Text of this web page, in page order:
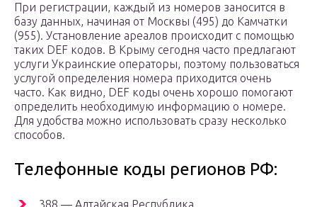
При регистрации, каждый из номеров заносится в
базу данных, начиная от Москвы (495) до Камчатки
(955). Установление ареалов происходит с помощью
таких DEF кодов. В Крыму сегодня часто предлагают
услуги Украинские операторы, поэтому пользоваться
услугой определения номера приходится очень
часто. Как видно, DEF коды очень хорошо помогают
определить необходимую информацию о номере.
Для удобства можно использовать сразу несколько
способов.
Телефонные коды регионов РФ:
388 — Алтайская Республика